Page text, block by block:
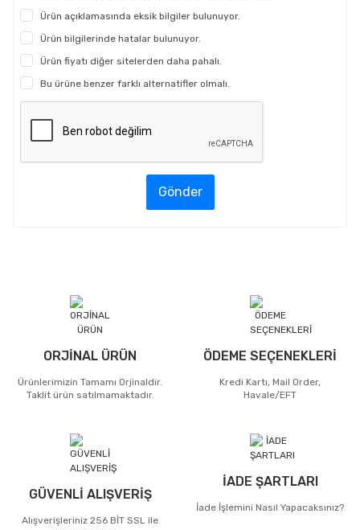
Ürün açıklamasında eksik bilgiler bulunuyor.
Ürün bilgilerinde hatalar bulunuyor.
Ürün fiyatı diğer sitelerden daha pahalı.
Bu ürüne benzer farklı alternatifler olmalı.
Gönder
ORJİNAL ÜRÜN
Ürünlerimizin Tamamı Orjinaldir.
Taklit ürün satılmamaktadır.
ÖDEME SEÇENEKLERİ
Kredi Kartı, Mail Order,
Havale/EFT
GÜVENLİ ALIŞVERİŞ
Alışverişleriniz 256 BİT SSL ile
İADE ŞARTLARI
İade İşlemini Nasıl Yapacaksınız?